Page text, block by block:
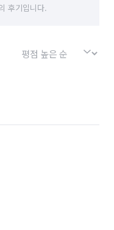
후기입니다.